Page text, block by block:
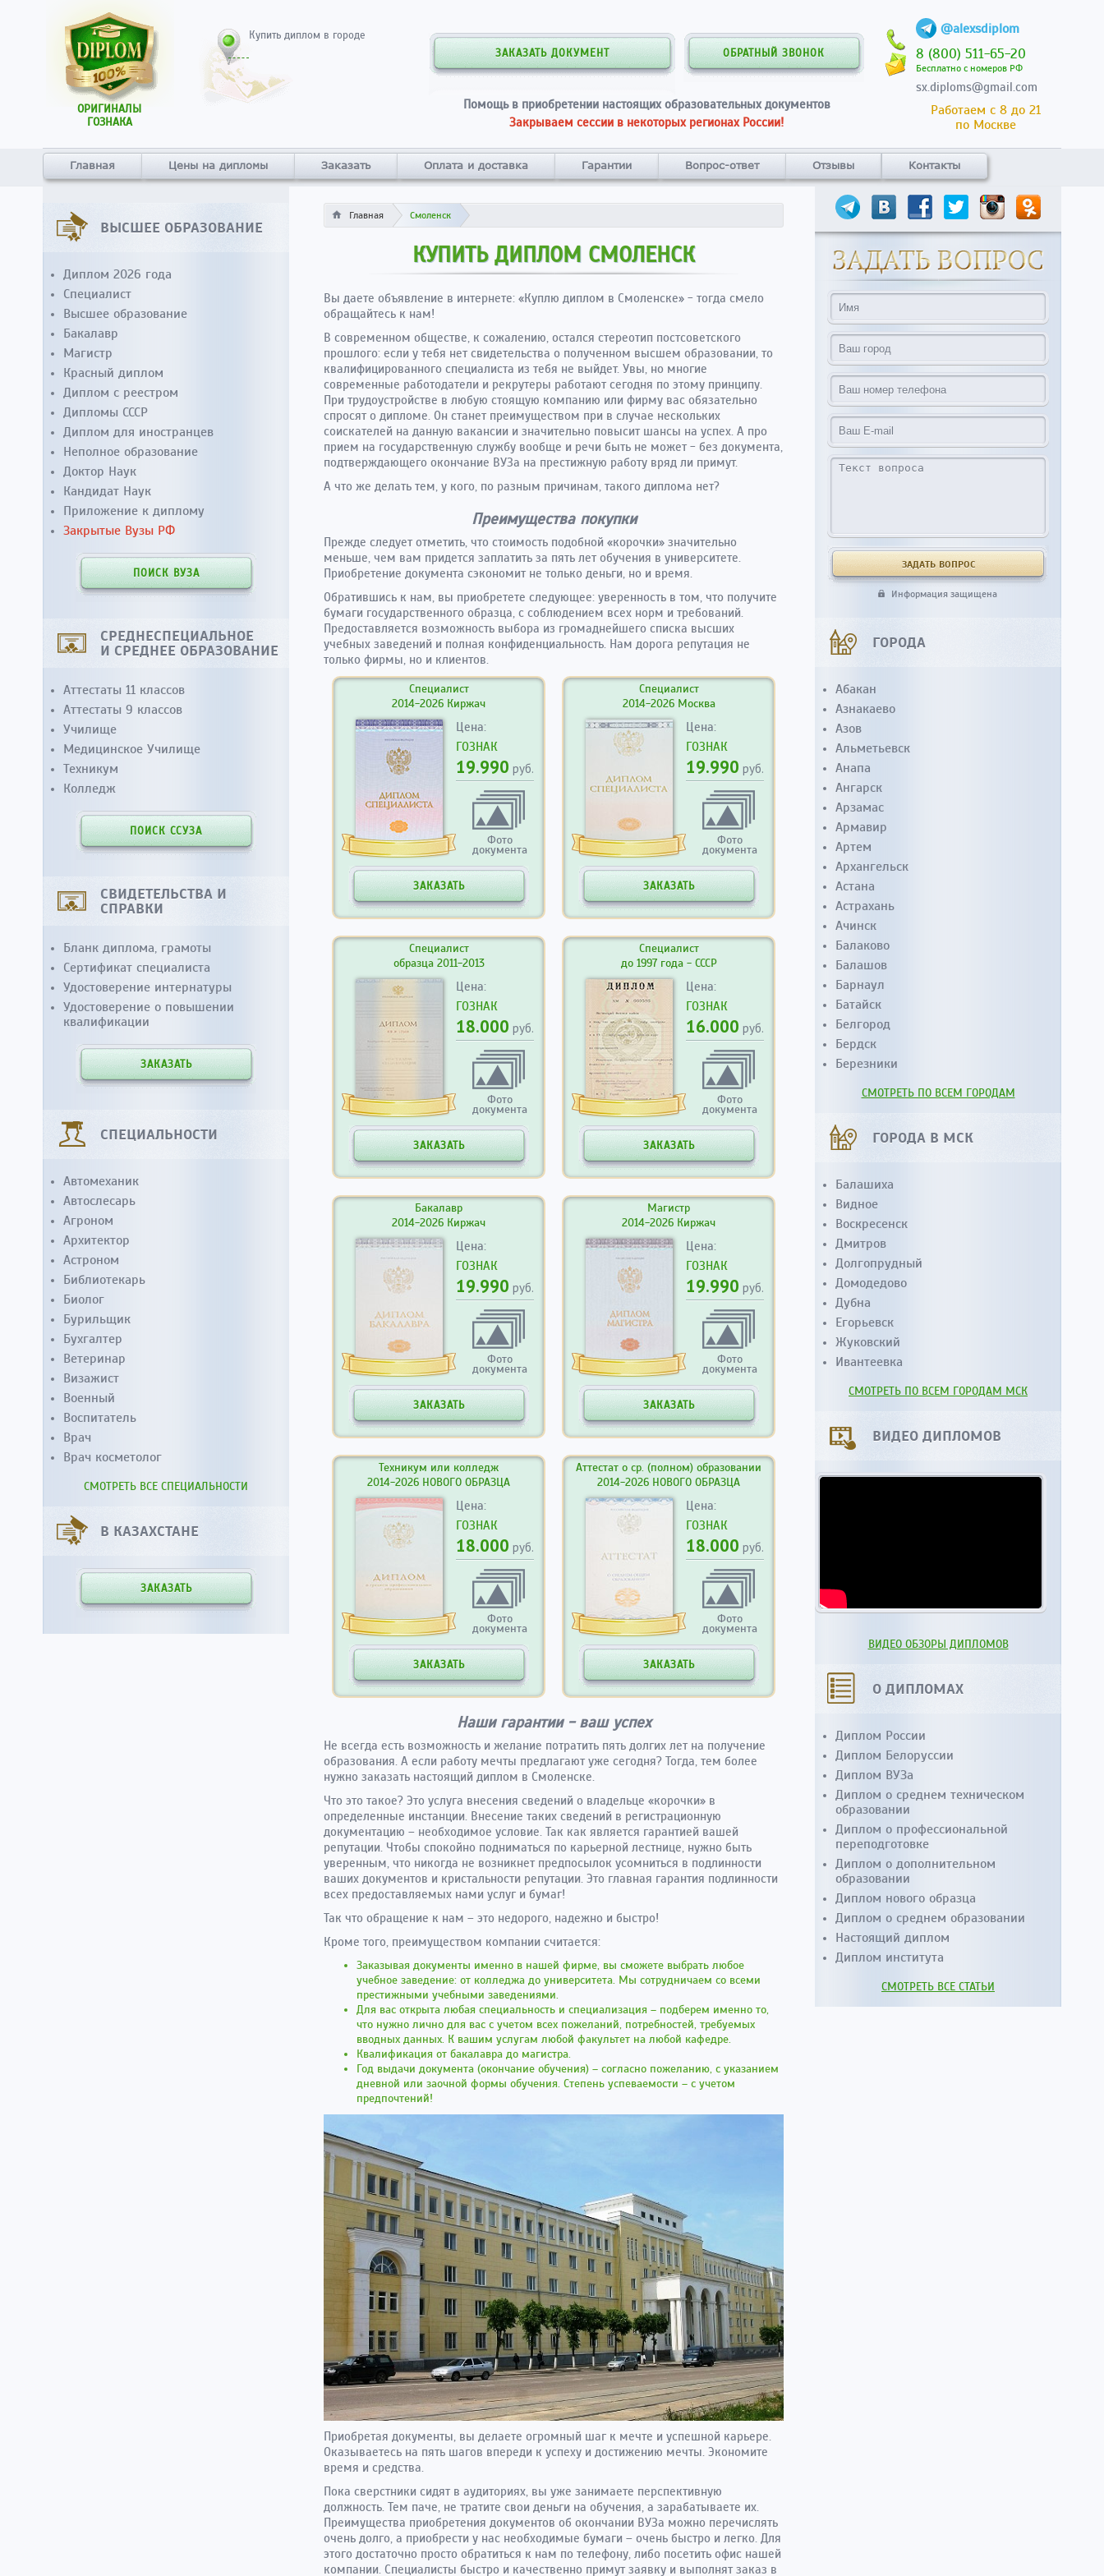
ОРИГИНАЛЫ
ГОЗНАКА
Купить диплом в городе @alexsdiplom
8 (800) 511-65-20
Бесплатно с номеров РФ
sx.diploms@gmail.com
Работаем с 8 до 21
по Москве
ЗАКАЗАТЬ ДОКУМЕНТ ОБРАТНЫЙ ЗВОНОК
Помощь в приобретении настоящих образовательных документов
Закрываем сессии в некоторых регионах России!
Главная Цены на дипломы Заказать Оплата и доставка Гарантии Вопрос-ответ Отзывы Контакты
Главная Смоленск
КУПИТЬ ДИПЛОМ СМОЛЕНСК
Вы даете объявление в интернете: «Куплю диплом в Смоленске» - тогда смело
обращайтесь к нам!
В современном обществе, к сожалению, остался стереотип постсоветского
прошлого: если у тебя нет свидетельства о полученном высшем образовании, то
квалифицированного специалиста из тебя не выйдет. Увы, но многие
современные работодатели и рекрутеры работают сегодня по этому принципу.
При трудоустройстве в любую стоящую компанию или фирму вас обязательно
спросят о дипломе. Он станет преимуществом при в случае нескольких
соискателей на данную вакансии и значительно повысит шансы на успех. А про
прием на государственную службу вообще и речи быть не может - без документа,
подтверждающего окончание ВУЗа на престижную работу вряд ли примут.
А что же делать тем, у кого, по разным причинам, такого диплома нет?
Преимущества покупки
Прежде следует отметить, что стоимость подобной «корочки» значительно
меньше, чем вам придется заплатить за пять лет обучения в университете.
Приобретение документа сэкономит не только деньги, но и время.
Обратившись к нам, вы приобретете следующее: уверенность в том, что получите
бумаги государственного образца, с соблюдением всех норм и требований.
Предоставляется возможность выбора из громаднейшего списка высших
учебных заведений и полная конфиденциальность. Нам дорога репутация не
только фирмы, но и клиентов.
Специалист
2014-2026 Киржач
Цена:
ГОЗНАК
19.990 руб.
Фото
документа
ЗАКАЗАТЬ
Специалист
2014-2026 Москва
Цена:
ГОЗНАК
19.990 руб.
Фото
документа
ЗАКАЗАТЬ
Специалист
образца 2011-2013
Цена:
ГОЗНАК
18.000 руб.
Фото
документа
ЗАКАЗАТЬ
Специалист
до 1997 года - СССР
Цена:
ГОЗНАК
16.000 руб.
Фото
документа
ЗАКАЗАТЬ
Бакалавр
2014-2026 Киржач
Цена:
ГОЗНАК
19.990 руб.
Фото
документа
ЗАКАЗАТЬ
Магистр
2014-2026 Киржач
Цена:
ГОЗНАК
19.990 руб.
Фото
документа
ЗАКАЗАТЬ
Техникум или колледж
2014-2026 НОВОГО ОБРАЗЦА
Цена:
ГОЗНАК
18.000 руб.
Фото
документа
ЗАКАЗАТЬ
Аттестат о ср. (полном) образовании
2014-2026 НОВОГО ОБРАЗЦА
Цена:
ГОЗНАК
18.000 руб.
Фото
документа
ЗАКАЗАТЬ
Наши гарантии - ваш успех
Не всегда есть возможность и желание потратить пять долгих лет на получение
образования. А если работу мечты предлагают уже сегодня? Тогда, тем более
нужно заказать настоящий диплом в Смоленске.
Что это такое? Это услуга внесения сведений о владельце «корочки» в
определенные инстанции. Внесение таких сведений в регистрационную
документацию – необходимое условие. Так как является гарантией вашей
репутации. Чтобы спокойно подниматься по карьерной лестнице, нужно быть
уверенным, что никогда не возникнет предпосылок усомниться в подлинности
ваших документов и кристальности репутации. Это главная гарантия подлинности
всех предоставляемых нами услуг и бумаг!
Так что обращение к нам – это недорого, надежно и быстро!
Кроме того, преимуществом компании считается:
Заказывая документы именно в нашей фирме, вы сможете выбрать любое
учебное заведение: от колледжа до университета. Мы сотрудничаем со всеми
престижными учебными заведениями.
Для вас открыта любая специальность и специализация – подберем именно то,
что нужно лично для вас с учетом всех пожеланий, потребностей, требуемых
вводных данных. К вашим услугам любой факультет на любой кафедре.
Квалификация от бакалавра до магистра.
Год выдачи документа (окончание обучения) – согласно пожеланию, с указанием
дневной или заочной формы обучения. Степень успеваемости – с учетом
предпочтений!
Приобретая документы, вы делаете огромный шаг к мечте и успешной карьере.
Оказываетесь на пять шагов впереди к успеху и достижению мечты. Экономите
время и средства.
Пока сверстники сидят в аудиториях, вы уже занимаете перспективную
должность. Тем паче, не тратите свои деньги на обучения, а зарабатываете их.
Преимущества приобретения документов об окончании ВУЗа можно перечислять
очень долго, а приобрести у нас необходимые бумаги – очень быстро и легко. Для
этого достаточно просто обратиться к нам по телефону, либо посетить офис нашей
компании. Специалисты быстро и качественно примут заявку и выполнят заказ в
ВЫСШЕЕ ОБРАЗОВАНИЕ
Диплом 2026 года
Специалист
Высшее образование
Бакалавр
Магистр
Красный диплом
Диплом с реестром
Дипломы СССР
Диплом для иностранцев
Неполное образование
Доктор Наук
Кандидат Наук
Приложение к диплому
Закрытые Вузы РФ
ПОИСК ВУЗА
СРЕДНЕСПЕЦИАЛЬНОЕ
И СРЕДНЕЕ ОБРАЗОВАНИЕ
Аттестаты 11 классов
Аттестаты 9 классов
Училище
Медицинское Училище
Техникум
Колледж
ПОИСК ССУЗА
СВИДЕТЕЛЬСТВА И
СПРАВКИ
Бланк диплома, грамоты
Сертификат специалиста
Удостоверение интернатуры
Удостоверение о повышении
квалификации
ЗАКАЗАТЬ
СПЕЦИАЛЬНОСТИ
Автомеханик
Автослесарь
Агроном
Архитектор
Астроном
Библиотекарь
Биолог
Бурильщик
Бухгалтер
Ветеринар
Визажист
Военный
Воспитатель
Врач
Врач косметолог
СМОТРЕТЬ ВСЕ СПЕЦИАЛЬНОСТИ
В КАЗАХСТАНЕ
ЗАКАЗАТЬ
Информация защищена
ГОРОДА
Абакан
Азнакаево
Азов
Альметьевск
Анапа
Ангарск
Арзамас
Армавир
Артем
Архангельск
Астана
Астрахань
Ачинск
Балаково
Балашов
Барнаул
Батайск
Белгород
Бердск
Березники
СМОТРЕТЬ ПО ВСЕМ ГОРОДАМ
ГОРОДА В МСК
Балашиха
Видное
Воскресенск
Дмитров
Долгопрудный
Домодедово
Дубна
Егорьевск
Жуковский
Ивантеевка
СМОТРЕТЬ ПО ВСЕМ ГОРОДАМ МСК
ВИДЕО ДИПЛОМОВ
ВИДЕО ОБЗОРЫ ДИПЛОМОВ
О ДИПЛОМАХ
Диплом России
Диплом Белоруссии
Диплом ВУЗа
Диплом о среднем техническом
образовании
Диплом о профессиональной
переподготовке
Диплом о дополнительном
образовании
Диплом нового образца
Диплом о среднем образовании
Настоящий диплом
Диплом института
СМОТРЕТЬ ВСЕ СТАТЬИ